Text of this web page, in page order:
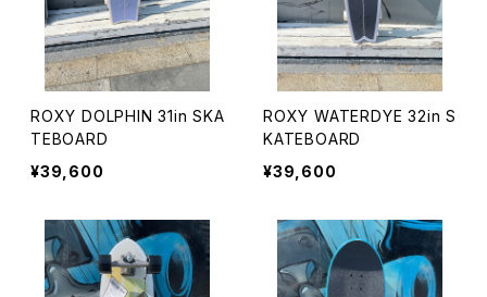
ROXY DOLPHIN 31in SKA
TEBOARD
¥39,600
ROXY WATERDYE 32in S
KATEBOARD
¥39,600